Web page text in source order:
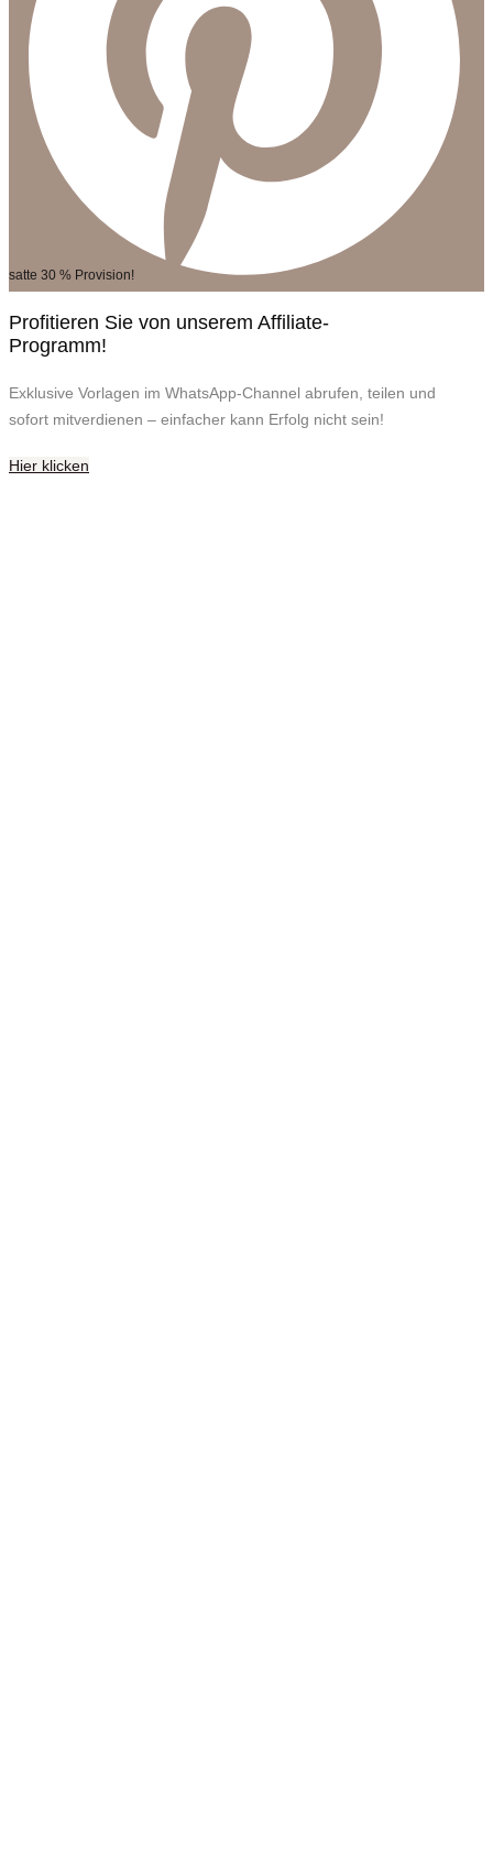
satte 30 % Provision!
Profitieren Sie von unserem Affiliate-
Programm!
Exklusive Vorlagen im WhatsApp-Channel abrufen, teilen und
sofort mitverdienen – einfacher kann Erfolg nicht sein!
Hier klicken